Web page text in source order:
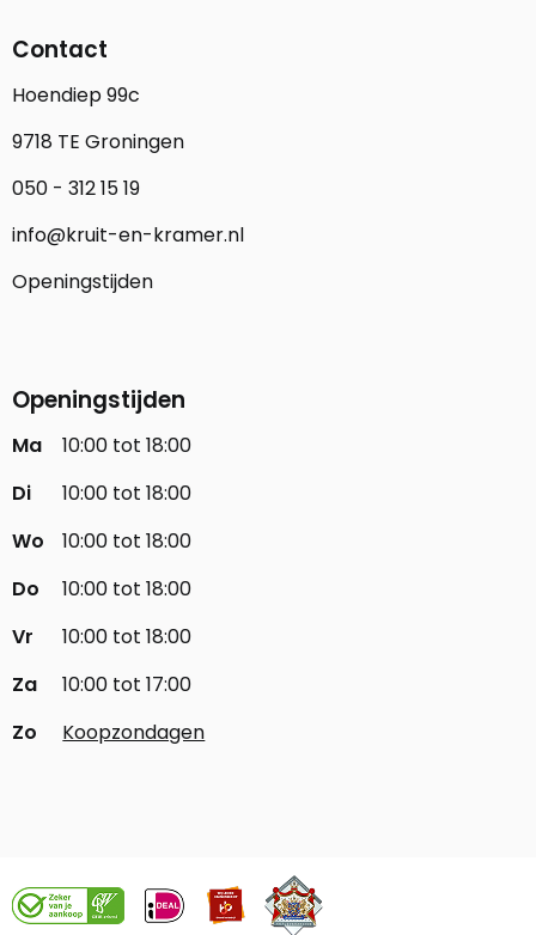
Contact
Hoendiep 99c
9718 TE Groningen
050 - 312 15 19
info@kruit-en-kramer.nl
Openingstijden
Openingstijden
Ma
10:00 tot 18:00
Di
10:00 tot 18:00
Wo
10:00 tot 18:00
Do
10:00 tot 18:00
Vr
10:00 tot 18:00
Za
10:00 tot 17:00
Zo
Koopzondagen